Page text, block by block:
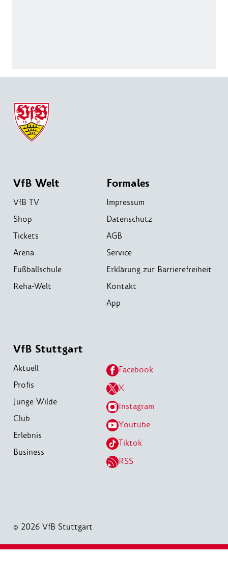
VfB Welt
VfB TV
Shop
Tickets
Arena
Fußballschule
Reha-Welt
Formales
Impressum
Datenschutz
AGB
Service
Erklärung zur Barrierefreiheit
Kontakt
App
VfB Stuttgart
Aktuell
Profis
Junge Wilde
Club
Erlebnis
Business
Facebook
X
Instagram
Youtube
Tiktok
RSS
© 2026 VfB Stuttgart